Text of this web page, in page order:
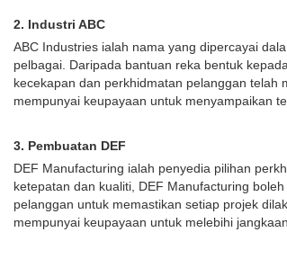
2. Industri ABC
ABC Industries ialah nama yang dipercayai
pelbagai. Daripada bantuan reka bentuk
kecekapan dan perkhidmatan pelanggan telah
mempunyai keupayaan untuk menyampaikan
3. Pembuatan DEF
DEF Manufacturing ialah penyedia pilihan
ketepatan dan kualiti, DEF Manufacturing
pelanggan untuk memastikan setiap projek
mempunyai keupayaan untuk melebihi